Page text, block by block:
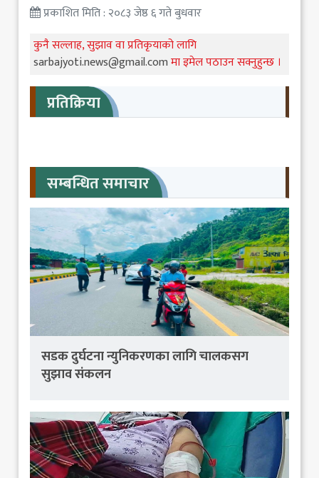
प्रकाशित मिति : २०८३ जेष्ठ ६ गते बुधवार
कुनै सल्लाह, सुझाव वा प्रतिकृयाको लागि
sarbajyoti.news@gmail.comमा इमेल पठाउन सक्नुहुन्छ ।
प्रतिक्रिया
सम्बन्धित समाचार
सडक दुर्घटना न्युनिकरणका लागि चालकसग
सुझाव संकलन